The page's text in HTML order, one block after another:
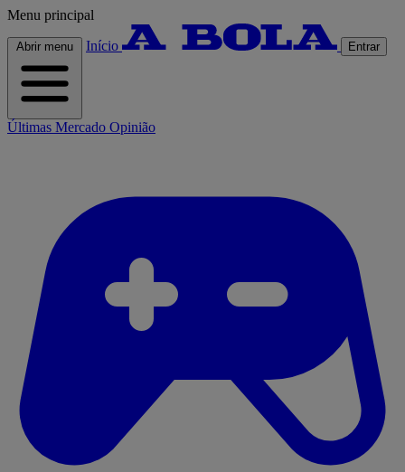
Menu principal
Abrir menu Início Entrar
Últimas Mercado Opinião